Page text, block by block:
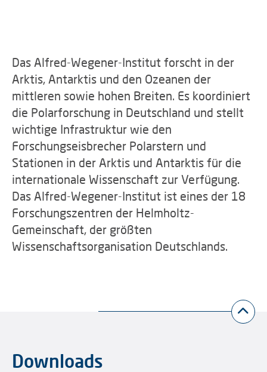
Das Alfred-Wegener-Institut forscht in der
Arktis, Antarktis und den Ozeanen der
mittleren sowie hohen Breiten. Es koordiniert
die Polarforschung in Deutschland und stellt
wichtige Infrastruktur wie den
Forschungseisbrecher Polarstern und
Stationen in der Arktis und Antarktis für die
internationale Wissenschaft zur Verfügung.
Das Alfred-Wegener-Institut ist eines der 18
Forschungszentren der Helmholtz-
Gemeinschaft, der größten
Wissenschaftsorganisation Deutschlands.
Downloads